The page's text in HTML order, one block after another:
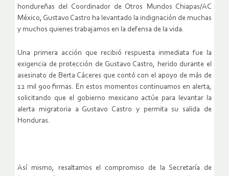
hondureñas del Coordinador de Otros Mundos Chiapas/AC
México, Gustavo Castro ha levantado la indignación de muchas
y muchos quienes trabajamos en la defensa de la vida.
Una primera acción que recibió respuesta inmediata fue la
exigencia de protección de Gustavo Castro, herido durante el
asesinato de Berta Cáceres que contó con el apoyo de más de
12 mil 900 firmas. En estos momentos continuamos en alerta,
solicitando que el gobierno mexicano actúe para levantar la
alerta migratoria a Gustavo Castro y permita su salida de
Honduras.
Así mismo, resaltamos el compromiso de la Secretaría de